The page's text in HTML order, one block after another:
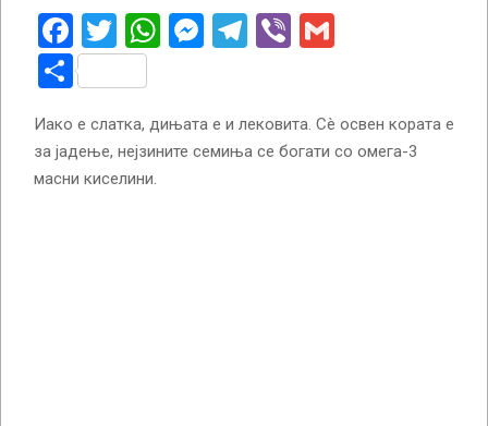
Facebook
Twitter
WhatsApp
Messenger
Telegram
Viber
Share
Иако е слатка, дињата е и лековита. Сè освен кората е
за јадење, нејзините семиња се богати со омега-3
масни киселини.